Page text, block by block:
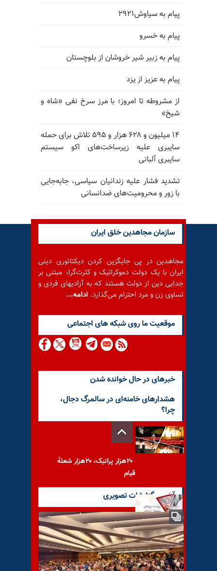
پیام به سیاوش۲۹۲۱
پیام به خسرو
پیام به زبیر شیر خروشان از بلوچستان
پیام به عزیز از یزد
از مشروطه تا امروز؛ با مرز سرخ نفی «شاه و
شیخ»
۱۴ میلیون و ۶۲۸ هزار و ۵۹۵ تلاش برای حمله
سایبری علیه زیرساخت‌های اکو سیستم
سایبری آلبانی
تشدید فشار علیه زندانیان سیاسی، جابه‌جایی
با زور و محرومیت‌های ضدانسانی
سازمان مجاهدین خلق ایران
مجاهدین در پی جایگزین کردن دیکتاتوری دینی
ایران با یک دولت دموکراتیک و کثرت‌گرا، مبتنی بر
جدایی دین از دولت هستند که به آزادیهای فردی و
تساوی زن و مرد احترام می‌گذارد. ادامه...
موقعيت ما روى شبكه هاى اجتماعى
خبرهای در حال خوانده شدن
هشدارهای خامنه‌ای در سالمرگ دجال،
چرا؟
۲۰هزار پراتیک، ۲۰هزار شعله‌ٔ
قیام
پیام به نیروهای خواهان ارتباط
- ۱۰اسفند ۱۴۰۳
آخرین گزارشات تصویری